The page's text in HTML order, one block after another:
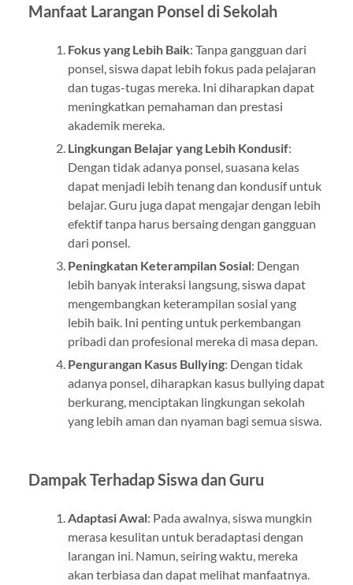
Manfaat Larangan Ponsel di Sekolah
Fokus yang Lebih Baik: Tanpa gangguan dari
ponsel, siswa dapat lebih fokus pada pelajaran
dan tugas-tugas mereka. Ini diharapkan dapat
meningkatkan pemahaman dan prestasi
akademik mereka.
Lingkungan Belajar yang Lebih Kondusif:
Dengan tidak adanya ponsel, suasana kelas
dapat menjadi lebih tenang dan kondusif untuk
belajar. Guru juga dapat mengajar dengan lebih
efektif tanpa harus bersaing dengan gangguan
dari ponsel.
Peningkatan Keterampilan Sosial: Dengan
lebih banyak interaksi langsung, siswa dapat
mengembangkan keterampilan sosial yang
lebih baik. Ini penting untuk perkembangan
pribadi dan profesional mereka di masa depan.
Pengurangan Kasus Bullying: Dengan tidak
adanya ponsel, diharapkan kasus bullying dapat
berkurang, menciptakan lingkungan sekolah
yang lebih aman dan nyaman bagi semua siswa.
Dampak Terhadap Siswa dan Guru
Adaptasi Awal: Pada awalnya, siswa mungkin
merasa kesulitan untuk beradaptasi dengan
larangan ini. Namun, seiring waktu, mereka
akan terbiasa dan dapat melihat manfaatnya.